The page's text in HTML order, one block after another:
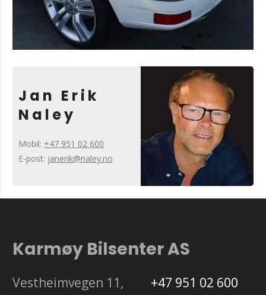
Jan Erik
Naley
Mobil: +47 951 02 600
E-post: janerik@naley.no
Karmøy Bilsenter AS
Vestheimvegen 11, +47 951 02 600